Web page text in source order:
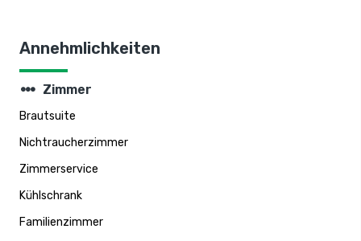
Annehmlichkeiten
steppers Zimmer
Brautsuite
Nichtraucherzimmer
Zimmerservice
Kühlschrank
Familienzimmer